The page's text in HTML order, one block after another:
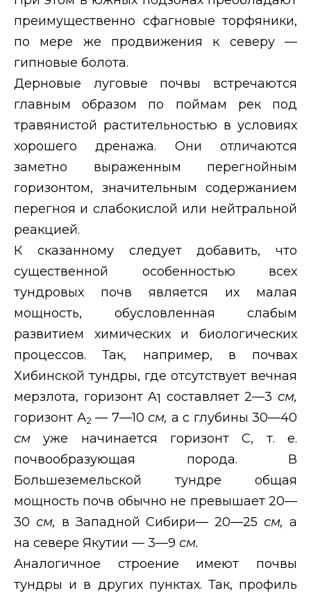
преимущественно сфагновые торфяники,
по мере же продвижения к северу —
гипновые болота.
Дерновые луговые почвы встречаются
главным образом по поймам рек под
травянистой растительностью в условиях
хорошего дренажа. Они отличаются
заметно выраженным перегнойным
горизонтом, значительным содержанием
перегноя и слабокислой или нейтральной
реакцией.
К сказанному следует добавить, что
существенной особенностью всех
тундровых почв является их малая
мощность, обусловленная слабым
развитием химических и биологических
процессов. Так, например, в почвах
Хибинской тундры, где отсутствует вечная
мерзлота, горизонтA1 составляет 2—3 см,
горизонт А2 — 7—10 см, а с глубины 30—40
смуже начинается горизонт С, т. е.
почвообразующая порода. В
Большеземельской тундре общая
мощность почв обычно не превышает 20—
30 см, в Западной Сибири— 20—25 см,а
на севере Якутии — 3—9 см.
Аналогичное строение имеют почвы
тундры и в других пунктах. Так, профиль